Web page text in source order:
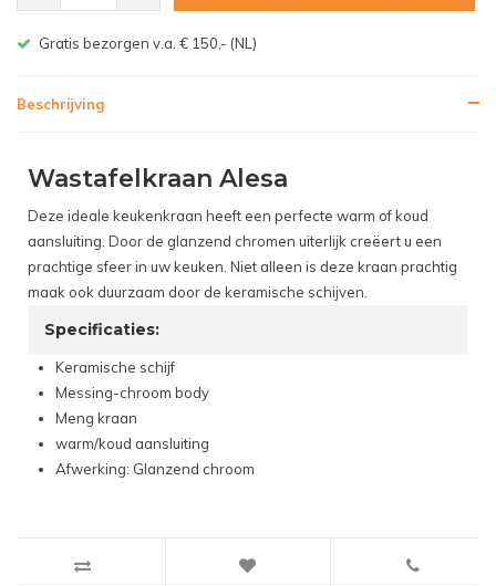
Gratis bezorgen v.a. € 150,- (NL)
Beschrijving
Wastafelkraan Alesa
Deze ideale keukenkraan heeft een perfecte warm of koud
aansluiting. Door de glanzend chromen uiterlijk creëert u een
prachtige sfeer in uw keuken. Niet alleen is deze kraan prachtig
maak ook duurzaam door de keramische schijven.
Specificaties:
Keramische schijf
Messing-chroom body
Meng kraan
warm/koud aansluiting
Afwerking: Glanzend chroom